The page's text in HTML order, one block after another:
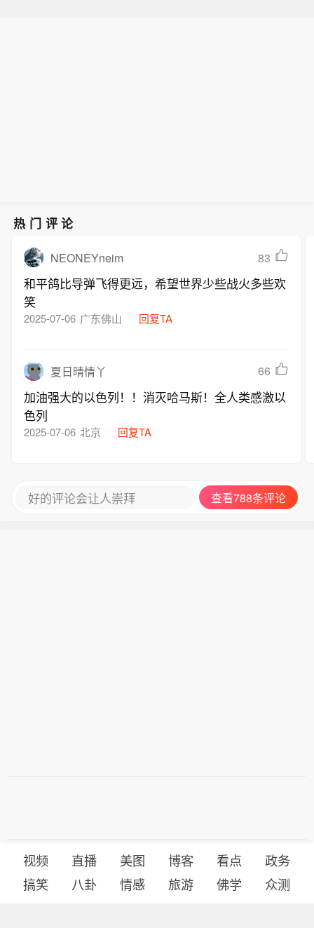
热门评论
NEONEYneim 83
和平鸽比导弹飞得更远，希望世界少些战火多些欢
笑
2025-07-06 广东佛山 回复TA
夏日晴情丫 66
加油强大的以色列！！消灭哈马斯！全人类感激以
色列
2025-07-06 北京 回复TA
好的评论会让人崇拜 查看788条评论
视频 直播 美图 博客 看点
政务
搞笑
八卦 情感 旅游 佛学 众测